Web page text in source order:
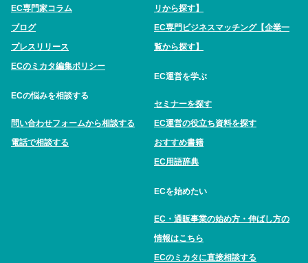
EC専門家コラム
ブログ
プレスリリース
ECのミカタ編集ポリシー
ECの悩みを相談する
問い合わせフォームから相談する
電話で相談する
リから探す】
EC専門ビジネスマッチング【企業一
覧から探す】
EC運営を学ぶ
セミナーを探す
EC運営の役立ち資料を探す
おすすめ書籍
EC用語辞典
ECを始めたい
EC・通販事業の始め方・伸ばし方の
情報はこちら
ECのミカタに直接相談する